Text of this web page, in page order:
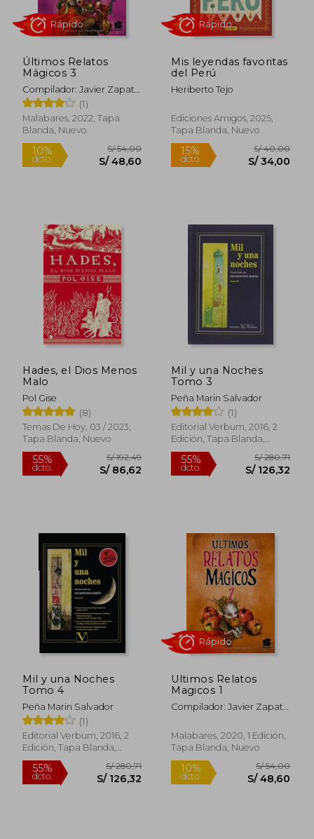
55%
dcto. S/ 126,32 dcto.
Últimos Relatos
Mágicos 3
Compilador: Javier Zapata
Innocenzi
(1)
Malabares, 2022, Tapa
Blanda, Nuevo
dcto. S/ 48,60
Rápido
Mis leyendas favoritas
del Perú
Heriberto Tejo
Ediciones Amigos, 2025,
Tapa Blanda, Nuevo
15%
dcto. S/
Rápido
Hades, el Dios Menos
Malo
Pol Gise
(8)
Temas De Hoy, 03 / 2023,
Tapa Blanda, Nuevo
S/ 192,49
Mil y una Noches
Tomo 3
Peña Marin Salvador
(1)
Editorial Verbum, 2016, 2
Edición, Tapa Blanda,
Nuevo
55%
Mil y una Noches
Tomo 4
Peña Marin Salvador
(1)
Editorial Verbum, 2016, 2
Edición, Tapa Blanda,
Nuevo
Ultimos Relatos
Magicos 1
Compilador: Javier Zapata
Malabares, 2020, 1 Edición,
Tapa Blanda, Nuevo